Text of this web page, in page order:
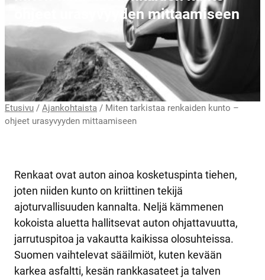
ohjeet urasyvyyden mittaamiseen
Etusivu / Ajankohtaista / Miten tarkistaa renkaiden kunto –
ohjeet urasyvyyden mittaamiseen
Renkaat ovat auton ainoa kosketuspinta tiehen,
joten niiden kunto on kriittinen tekijä
ajoturvallisuuden kannalta. Neljä kämmenen
kokoista aluetta hallitsevat auton ohjattavuutta,
jarrutuspitoa ja vakautta kaikissa olosuhteissa.
Suomen vaihtelevat sääilmiöt, kuten kevään
karkea asfaltti, kesän rankkasateet ja talven